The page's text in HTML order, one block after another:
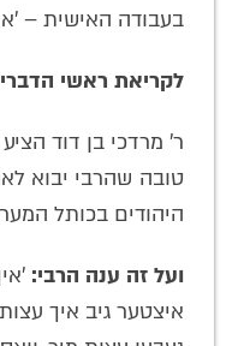
בעבודה האישית –
לקריאת ראשי
ר' מרדכי בן דוד
טובה שהרבי יבוא
היהודים בכותל
ועל זה ענה הרבי:
איצטער גיב איך